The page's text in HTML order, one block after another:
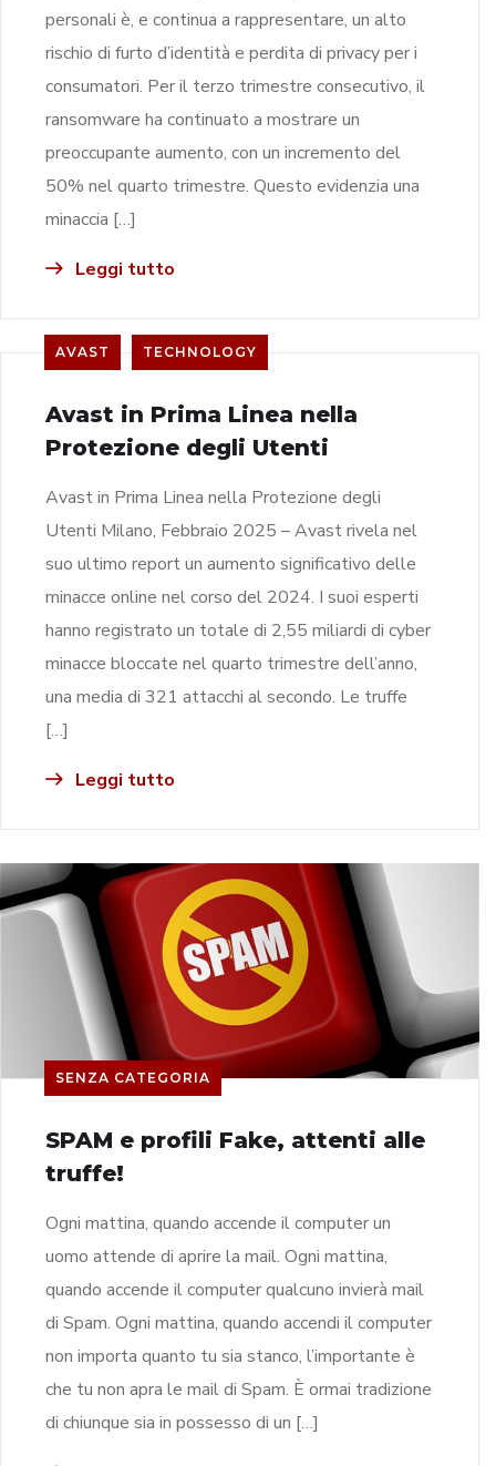
personali è, e continua a rappresentare, un alto
rischio di furto d’identità e perdita di privacy per i
consumatori. Per il terzo trimestre consecutivo, il
ransomware ha continuato a mostrare un
preoccupante aumento, con un incremento del
50% nel quarto trimestre. Questo evidenzia una
minaccia […]
Leggi tutto
AVAST TECHNOLOGY
Avast in Prima Linea nella
Protezione degli Utenti
Avast in Prima Linea nella Protezione degli
Utenti Milano, Febbraio 2025 – Avast rivela nel
suo ultimo report un aumento significativo delle
minacce online nel corso del 2024. I suoi esperti
hanno registrato un totale di 2,55 miliardi di cyber
minacce bloccate nel quarto trimestre dell’anno,
una media di 321 attacchi al secondo. Le truffe
[…]
Leggi tutto
SENZA CATEGORIA
SPAM e profili Fake, attenti alle
truffe!
Ogni mattina, quando accende il computer un
uomo attende di aprire la mail. Ogni mattina,
quando accende il computer qualcuno invierà mail
di Spam. Ogni mattina, quando accendi il computer
non importa quanto tu sia stanco, l’importante è
che tu non apra le mail di Spam. È ormai tradizione
di chiunque sia in possesso di un […]